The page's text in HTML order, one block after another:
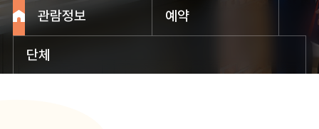
관람정보 예약
단체